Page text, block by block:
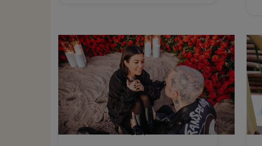
Stiri